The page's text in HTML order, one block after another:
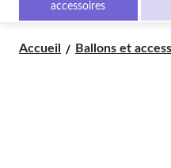
accessoires
Accueil Ballons et